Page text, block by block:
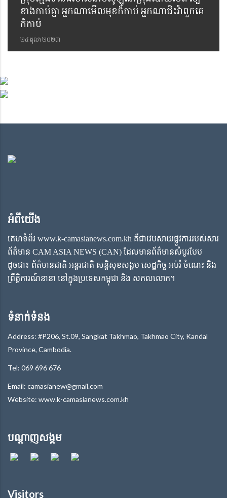
ខាងកាប់គ្នា អ្នកណាមើលមុខក៏កាប់ អ្នកណាជិះវ៉ាពួកគេ
ក៏កាប់
២៤ តុលា ២០២៣
អំពីយើង
គេហទំព័រ www.k-camasianews.com.kh គឺជាវេបសាយផ្លូវការរបស់សារ
ព័ត៌មាន CAM ASIA NEWS (CAN) ដែលមានព័ត៌មានសំបូរបែប
ដូចជា៖ ព័ត៌មានជាតិ អន្តរជាតិ សន្តិសុខសង្គម សេដ្ឋកិច្ច អប់រំ ចំណេះ និង
ព្រឹត្តិការណ៍នានា នៅក្នុងប្រទេសកម្ពុជា និង សកលលោក។
ទំនាក់ទំនង
Address: #P206, St.09, Sangkat Takhmao, Takhmao City, Kandal
Province, Cambodia.
Tel: 069 696 676
Email: camasianew@gmail.com
Website: www.k-camasianews.com.kh
បណ្តាញសង្គម
Visitors